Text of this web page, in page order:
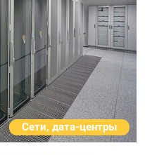
Сети, дата-центры